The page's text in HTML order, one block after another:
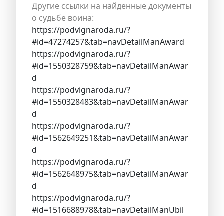
Другие ссылки на найденные документы
о судьбе воина:
https://podvignaroda.ru/?
#id=47274257&tab=navDetailManAward
https://podvignaroda.ru/?
#id=1550328759&tab=navDetailManAwar
d
https://podvignaroda.ru/?
#id=1550328483&tab=navDetailManAwar
d
https://podvignaroda.ru/?
#id=1562649251&tab=navDetailManAwar
d
https://podvignaroda.ru/?
#id=1562648975&tab=navDetailManAwar
d
https://podvignaroda.ru/?
#id=1516688978&tab=navDetailManUbil